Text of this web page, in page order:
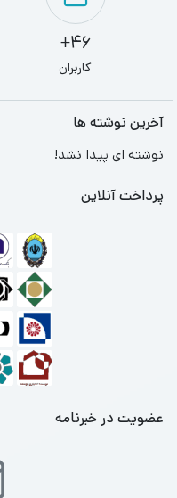
46+
کاربران
آخرین نوشته ها
نوشته ای پیدا نشد!
پرداخت آنلاین
عضویت در خبرنامه